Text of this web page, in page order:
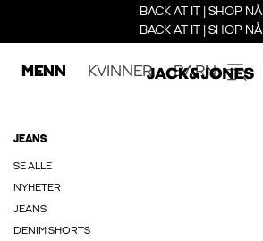
BACK AT IT | SHOP NÅ
BACK AT IT | SHOP NÅ
MENN KVINNER BARN
JEANS
SE ALLE
NYHETER
JEANS
DENIM SHORTS